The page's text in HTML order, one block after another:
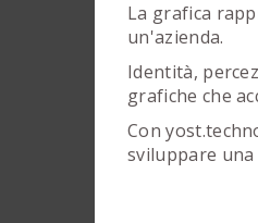
La grafica
un'azienda.
Identità,
grafiche che
Con
sviluppare